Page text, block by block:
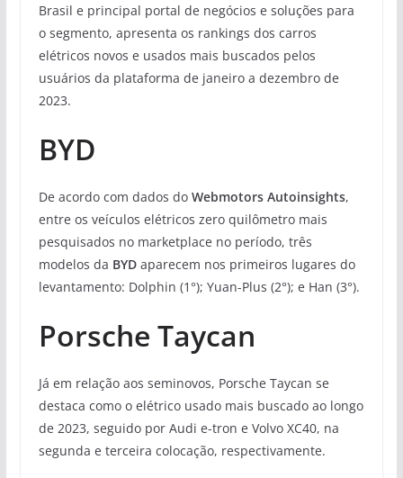
Brasil e principal portal de negócios e soluções para
o segmento, apresenta os rankings dos carros
elétricos novos e usados mais buscados pelos
usuários da plataforma de janeiro a dezembro de
2023.
BYD
De acordo com dados do Webmotors Autoinsights,
entre os veículos elétricos zero quilômetro mais
pesquisados no marketplace no período, três
modelos da BYDaparecem nos primeiros lugares do
levantamento: Dolphin (1°); Yuan-Plus (2°); e Han (3°).
Porsche Taycan
Já em relação aos seminovos, Porsche Taycan se
destaca como o elétrico usado mais buscado ao longo
de 2023, seguido por Audi e-tron e Volvo XC40, na
segunda e terceira colocação, respectivamente.